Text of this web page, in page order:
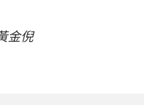
金倪